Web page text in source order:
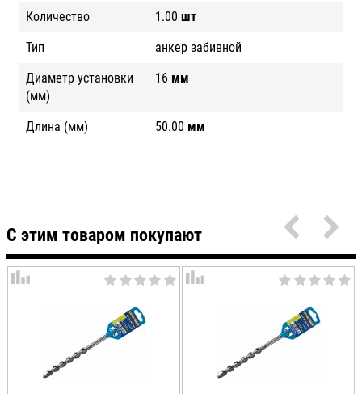
Количество
1.00 шт
Тип
анкер забивной
Диаметр установки
(мм)
16 мм
Длина (мм) 50.00 мм
С этим товаром покупают